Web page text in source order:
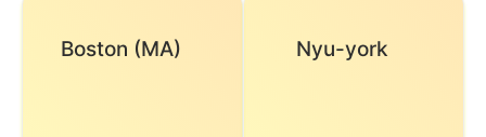
Boston (MA) Nyu-york